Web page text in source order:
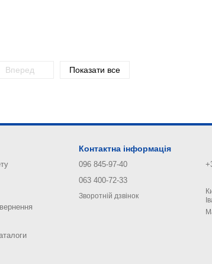
Вперед Показати все
Контактна інформація
096 845-97-40
063 400-72-33
Зворотній дзвінок